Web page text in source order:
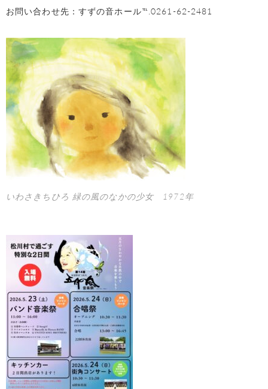
お問い合わせ先：すずの音ホール℡.0261-62-2481
いわさきちひろ 緑の風のなかの少女 1972年